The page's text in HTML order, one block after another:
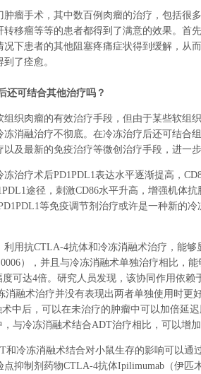
肿瘤手术，其中数百例肉瘤的治疗，包括很
转移瘤等等的患者都得到了满意的效果。首
况下患者的其他阻塞疼痛症状得到缓解，从
了痊愈。
还可结合其他治疗吗？
组织肉瘤的有效治疗手段，但由于某些软组
冻消融治疗不彻底。在冷冻治疗后还可结合
以及最新的免疫治疗等微创治疗手段，进一
冻治疗术后PD1PDL1表达水平逐渐提高，
途径，刺激CD86水平升高，增强机体
等免疫调节剂治疗或许是一种新的
利用抗CTLA-4抗体和冷冻消融术治疗，能够
），并且与冷冻消融术单独治疗相比，
度可达4倍。研究人员发现，该协同作用依赖
消融术治疗并没有表现出两者单独使用时更
中后，可以在未治疗的肿瘤中可以加倍延
，与冷冻消融术结合ADT治疗相比，可以增
和冷冻消融术结合对小鼠生存的影响可以通
抑制剂药物CTLA-4抗体Ipilimumab（伊匹